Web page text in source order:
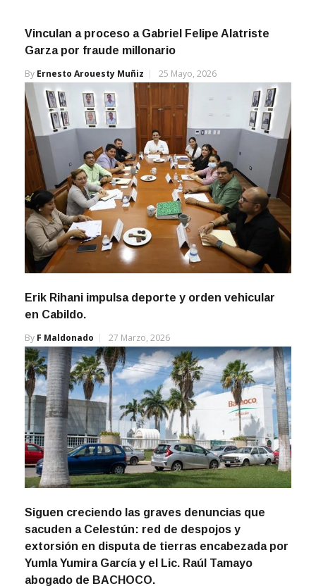
Vinculan a proceso a Gabriel Felipe Alatriste
Garza por fraude millonario
By Ernesto Arouesty Muñiz 25 Mayo, 2026
Erik Rihani impulsa deporte y orden vehicular
en Cabildo.
By F Maldonado 27 Marzo, 2026
Siguen creciendo las graves denuncias que
sacuden a Celestún: red de despojos y
extorsión en disputa de tierras encabezada por
Yumla Yumira García y el Lic. Raúl Tamayo
abogado de BACHOCO.